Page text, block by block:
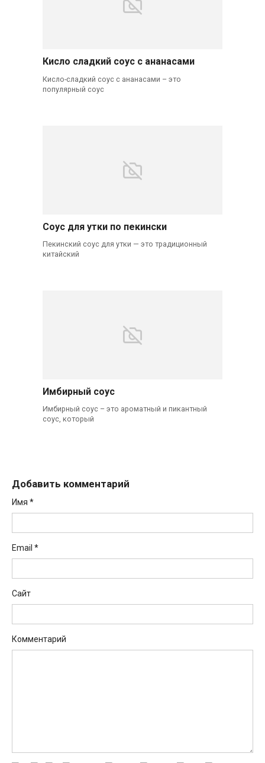
Кисло сладкий соус с ананасами
Кисло-сладкий соус с ананасами – это
популярный соус
Соус для утки по пекински
Пекинский соус для утки — это традиционный
китайский
Имбирный соус
Имбирный соус – это ароматный и пикантный
соус, который
Добавить комментарий
Имя *
Email *
Сайт
Комментарий